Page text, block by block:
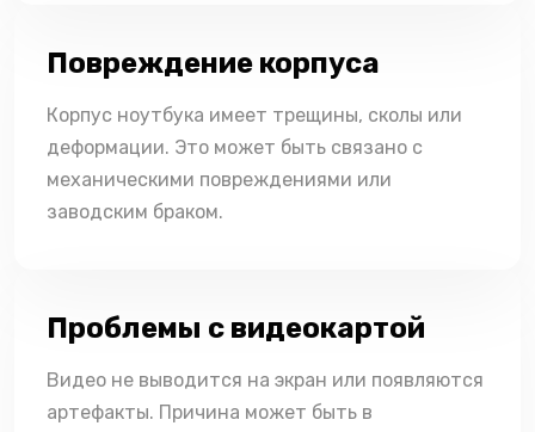
Повреждение корпуса
Корпус ноутбука имеет трещины, сколы или
деформации. Это может быть связано с
механическими повреждениями или
заводским браком.
Проблемы с видеокартой
Видео не выводится на экран или появляются
артефакты. Причина может быть в